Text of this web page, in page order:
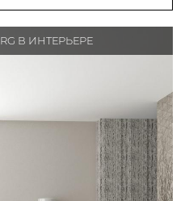
В ИНТЕРЬЕРЕ